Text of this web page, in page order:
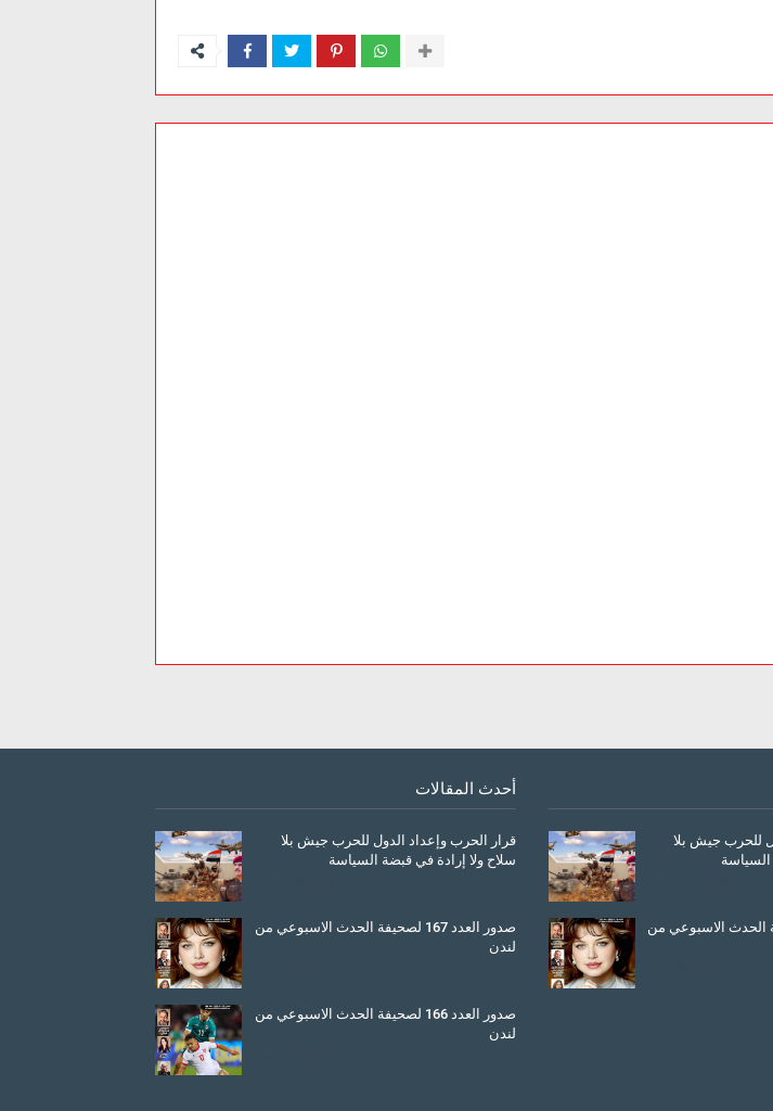
للحرب جيش بلا
السياسة
167 لصحيفة الحدث الاسبوعي من
أحدث المقالات
قرار الحرب وإعداد الدول للحرب جيش بلا
سلاح ولا إرادة في قبضة السياسة
صدور العدد 167 لصحيفة الحدث الاسبوعي من
لندن
صدور العدد 166 لصحيفة الحدث الاسبوعي من
لندن